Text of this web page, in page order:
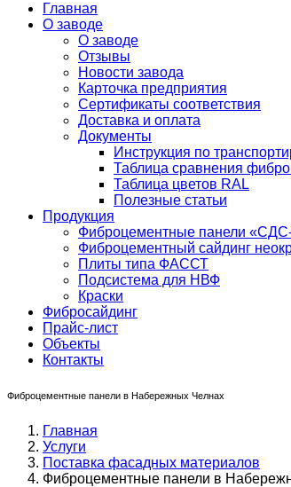
Главная
О заводе
О заводе
Отзывы
Новости завода
Карточка предприятия
Сертификаты соответствия
Доставка и оплата
Документы
Инструкция по
Таблица сравнения
Таблица цветов RAL
Полезные статьи
Продукция
Фиброцементные панели
Фиброцементный сайдинг
Плиты типа ФАССТ
Подсистема для НВФ
Краски
Фибросайдинг
Прайс-лист
Объекты
Контакты
Фиброцементные панели в Набережных Челнах
Главная
Услуги
Поставка фасадных материалов
Фиброцементные панели в